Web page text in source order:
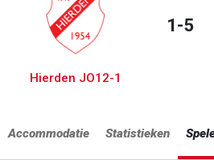
Hierden JO12-1
1-5
Accommodatie Statistieken